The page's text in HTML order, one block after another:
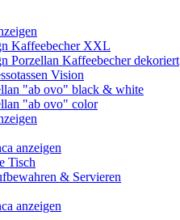
Kaffeebecher XXL
Porzellan Kaffeebecher dekoriert
Vision
"ab ovo" black & white
"ab ovo" color
anzeigen
Tisch
& Servieren
anzeigen